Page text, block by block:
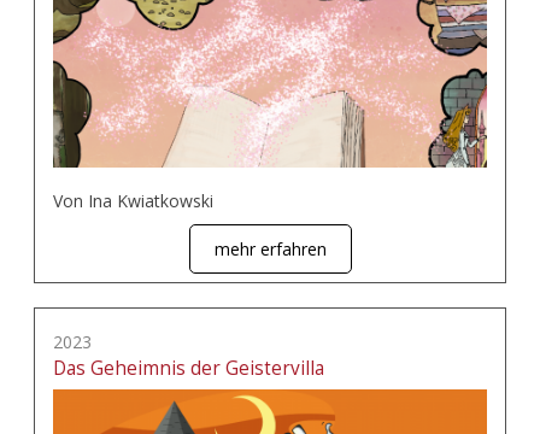
Von Ina Kwiatkowski
mehr erfahren
2023
Das Geheimnis der Geistervilla